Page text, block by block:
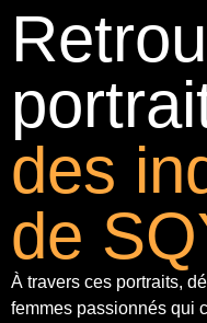
des
de
À travers ces portraits,
femmes passionnés qui